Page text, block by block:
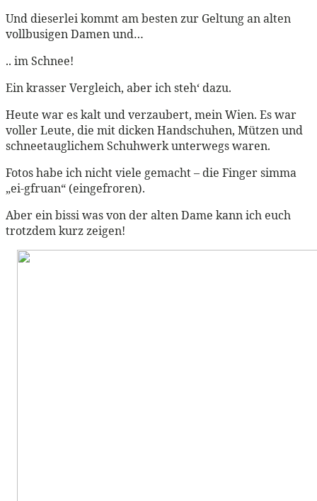
Und dieserlei kommt am besten zur Geltung an alten
vollbusigen Damen und…
.. im Schnee!
Ein krasser Vergleich, aber ich steh‘ dazu.
Heute war es kalt und verzaubert, mein Wien. Es war
voller Leute, die mit dicken Handschuhen, Mützen und
schneetauglichem Schuhwerk unterwegs waren.
Fotos habe ich nicht viele gemacht – die Finger simma
„ei-gfruan“ (eingefroren).
Aber ein bissi was von der alten Dame kann ich euch
trotzdem kurz zeigen!